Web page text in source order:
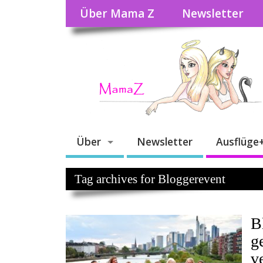
Über Mama Z Newsletter
Über Newsletter
Tag archives for Bloggerevent